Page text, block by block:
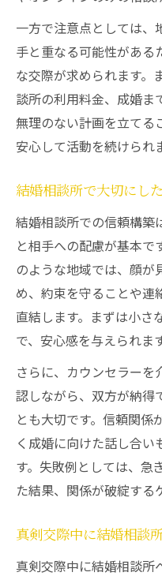
一方で注意点としては、
手と重なる可能性がある
な交際が求められます。
談所の利用料金、成婚ま
無理のない計画を立てる
安心して活動を続けられ
結婚相談所で大切にし
結婚相談所での信頼構築
と相手への配慮が基本で
のような地域では、顔が
め、約束を守ることや連
直結します。まずは小さ
で、安心感を与えられます
さらに、カウンセラー
認しながら、双方が納得
とも大切です。信頼関係
く成婚に向けた話し合い
す。失敗例としては、急
た結果、関係が破綻する
真剣交際中に結婚相談
真剣交際中に結婚相談所